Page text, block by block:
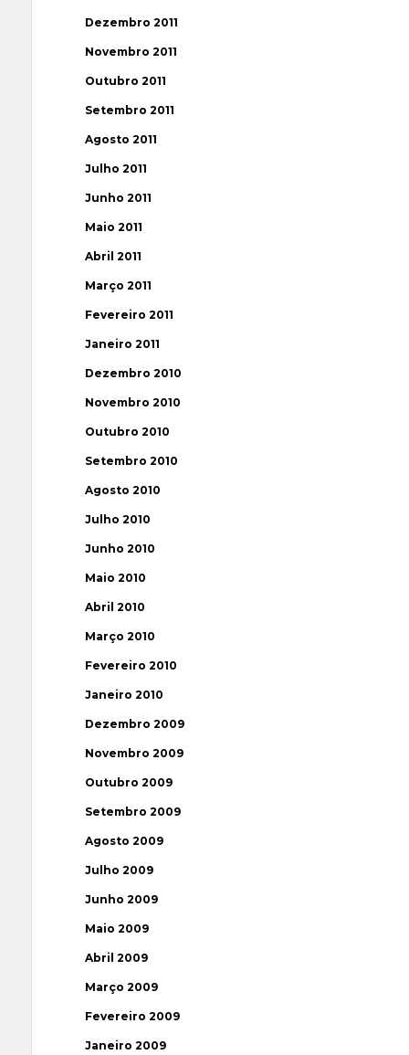
Dezembro 2011
Novembro 2011
Outubro 2011
Setembro 2011
Agosto 2011
Julho 2011
Junho 2011
Maio 2011
Abril 2011
Março 2011
Fevereiro 2011
Janeiro 2011
Dezembro 2010
Novembro 2010
Outubro 2010
Setembro 2010
Agosto 2010
Julho 2010
Junho 2010
Maio 2010
Abril 2010
Março 2010
Fevereiro 2010
Janeiro 2010
Dezembro 2009
Novembro 2009
Outubro 2009
Setembro 2009
Agosto 2009
Julho 2009
Junho 2009
Maio 2009
Abril 2009
Março 2009
Fevereiro 2009
Janeiro 2009